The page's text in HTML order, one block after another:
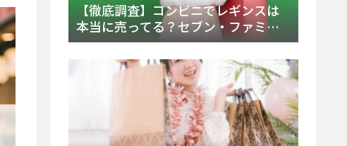
【徹底調査】コンビニでレギンスは
本当に売ってる？セブン・ファミ
マ・ローソンの取扱店舗とメーカ
ー・内容物を詳しく調べてみた！